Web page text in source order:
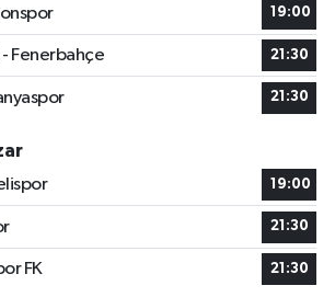
19:00
Fenerbahçe 21:30
21:30
19:00
21:30
FK 21:30